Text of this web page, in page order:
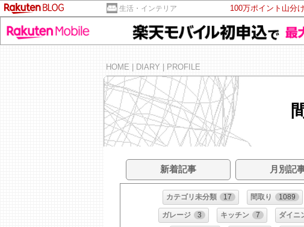
生活・インテリア 100万ポイント山分
HOME
DIARY PROFILE
新着記事 月別記
カテゴリ未分類 17 間取り 1089
ガレージ 3 キッチン 7 ダイニ